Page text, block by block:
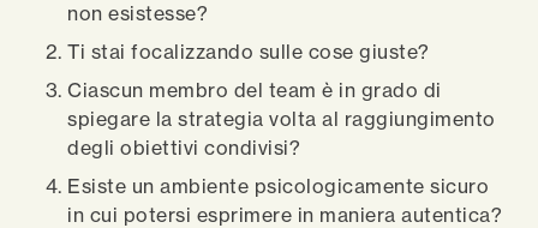
non esistesse?
Ti stai focalizzando sulle cose giuste?
Ciascun membro del team è in grado di
spiegare la strategia volta al raggiungimento
degli obiettivi condivisi?
Esiste un ambiente psicologicamente sicuro
in cui potersi esprimere in maniera autentica?